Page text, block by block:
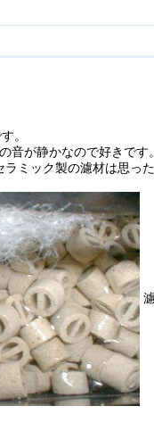
。
が静かなので好きです。
ミック製の濾材は思っ
濾